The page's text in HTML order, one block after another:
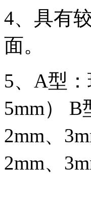
4、具有
面。
5、A型
5mm）
2mm、
2mm、